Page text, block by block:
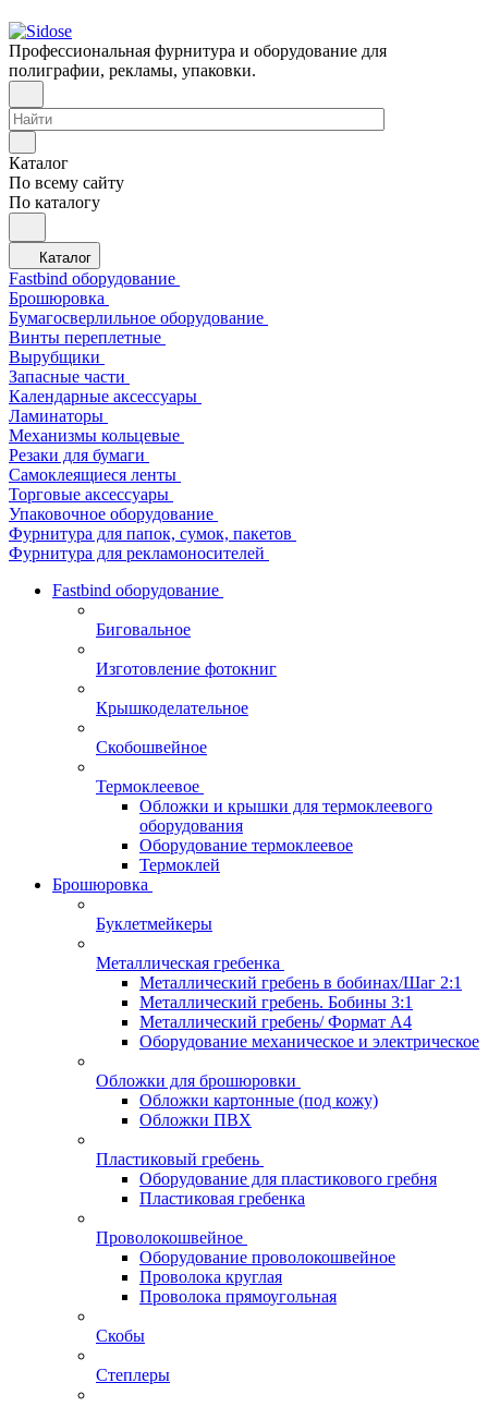
Профессиональная фурнитура и оборудование для
полиграфии, рекламы, упаковки.
Каталог
По всему сайту
По каталогу
Каталог
Fastbind оборудование
Брошюровка
Бумагосверлильное оборудование
Винты переплетные
Вырубщики
Запасные части
Календарные аксессуары
Ламинаторы
Механизмы кольцевые
Резаки для бумаги
Самоклеящиеся ленты
Торговые аксессуары
Упаковочное оборудование
Фурнитура для папок, сумок, пакетов
Фурнитура для рекламоносителей
Fastbind оборудование
Биговальное
Изготовление фотокниг
Крышкоделательное
Скобошвейное
Термоклеевое
Обложки и крышки для термоклеевого
оборудования
Оборудование термоклеевое
Термоклей
Брошюровка
Буклетмейкеры
Металлическая гребенка
Металлический гребень в бобинах/Шаг 2:1
Металлический гребень. Бобины 3:1
Металлический гребень/ Формат А4
Оборудование механическое и электрическое
Обложки для брошюровки
Обложки картонные (под кожу)
Обложки ПВХ
Пластиковый гребень
Оборудование для пластикового гребня
Пластиковая гребенка
Проволокошвейное
Оборудование проволокошвейное
Проволока круглая
Проволока прямоугольная
Скобы
Степлеры